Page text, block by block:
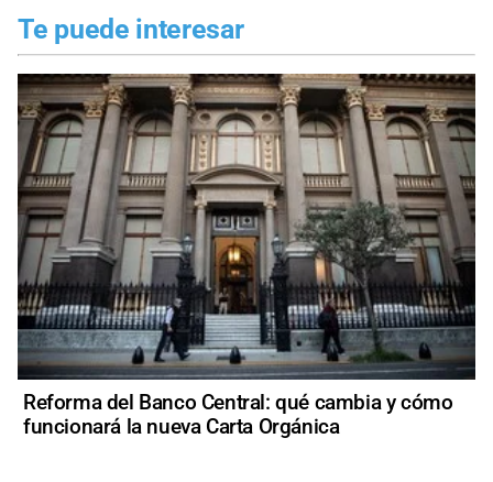
Te puede interesar
Reforma del Banco Central: qué cambia y cómo
funcionará la nueva Carta Orgánica